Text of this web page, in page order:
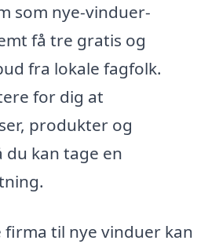
som nye-vinduer-
få tre gratis og
fra lokale fagfolk.
for dig at
produkter og
du kan tage en
til nye vinduer kan